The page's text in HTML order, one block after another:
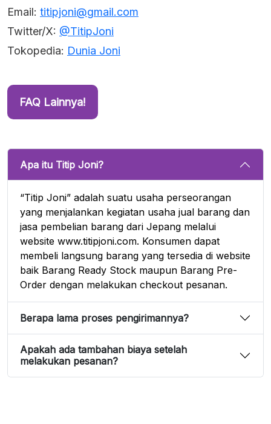
Email: titipjoni@gmail.com
Twitter/X: @TitipJoni
Tokopedia: Dunia Joni
FAQ Lainnya!
Apa itu Titip Joni?
“Titip Joni” adalah suatu usaha perseorangan
yang menjalankan kegiatan usaha jual barang dan
jasa pembelian barang dari Jepang melalui
website www.titipjoni.com. Konsumen dapat
membeli langsung barang yang tersedia di website
baik Barang Ready Stock maupun Barang Pre-
Order dengan melakukan checkout pesanan.
Berapa lama proses pengirimannya?
Apakah ada tambahan biaya setelah
melakukan pesanan?